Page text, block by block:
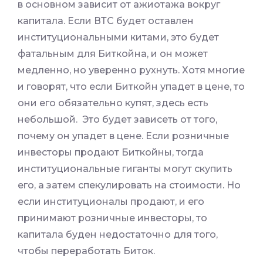
в основном зависит от ажиотажа вокруг
капитала. Если ВТС будет оставлен
институциональными китами, это будет
фатальным для Биткойна, и он может
медленно, но уверенно рухнуть. Хотя многие
и говорят, что если Биткойн упадет в цене, то
они его обязательно купят, здесь есть
небольшой. Это будет зависеть от того,
почему он упадет в цене. Если розничные
инвесторы продают Биткойны, тогда
институциональные гиганты могут скупить
его, а затем спекулировать на стоимости. Но
если институционалы продают, и его
принимают розничные инвесторы, то
капитала буден недостаточно для того,
чтобы переработать Биток.